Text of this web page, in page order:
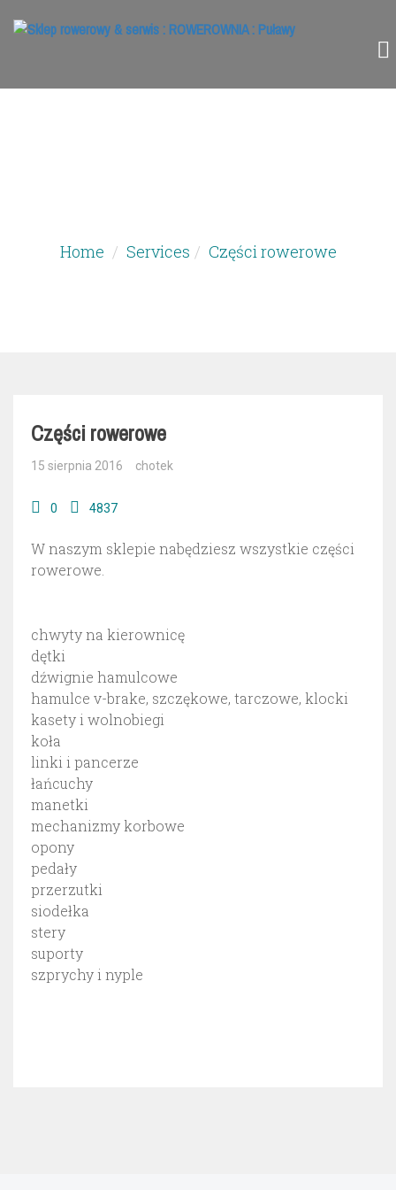
Home Services Części rowerowe
Części rowerowe
15 sierpnia 2016 chotek
0 4837
W naszym sklepie nabędziesz wszystkie części
rowerowe.
chwyty na kierownicę
dętki
dźwignie hamulcowe
hamulce v-brake, szczękowe, tarczowe, klocki
kasety i wolnobiegi
koła
linki i pancerze
łańcuchy
manetki
mechanizmy korbowe
opony
pedały
przerzutki
siodełka
stery
suporty
szprychy i nyple